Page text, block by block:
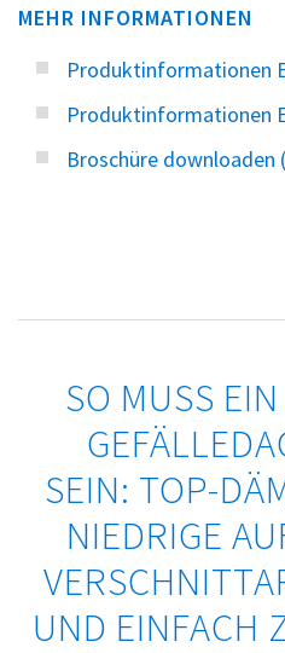
MEHR INFORMATIONEN
Produktinformationen
Produktinformationen
Broschüre downloaden
SO MUSS
SEIN: TOP-
NIEDRIGE
UND EINFACH